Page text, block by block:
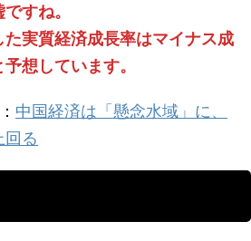
すね。
実質経済成長率はマイナス成
想しています。
中国経済は「懸念水域」に、
回る